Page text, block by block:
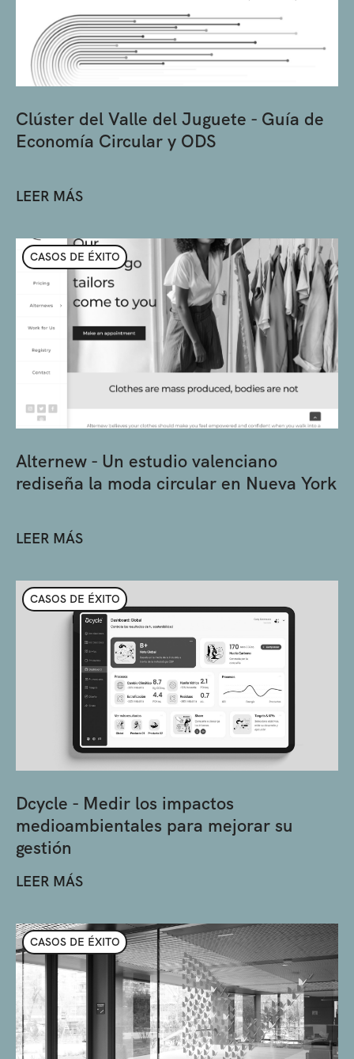
Clúster del Valle del Juguete - Guía de
Economía Circular y ODS
LEER MÁS
CASOS DE ÉXITO
Alternew - Un estudio valenciano
rediseña la moda circular en Nueva York
LEER MÁS
CASOS DE ÉXITO
Dcycle - Medir los impactos
medioambientales para mejorar su
gestión
LEER MÁS
CASOS DE ÉXITO